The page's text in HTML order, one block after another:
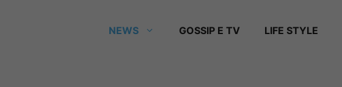
NEWS GOSSIP E TV LIFE STYLE